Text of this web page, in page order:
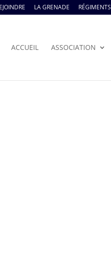
LA GRENADE RÉGIMENTS
ACCUEIL ASSOCIATION